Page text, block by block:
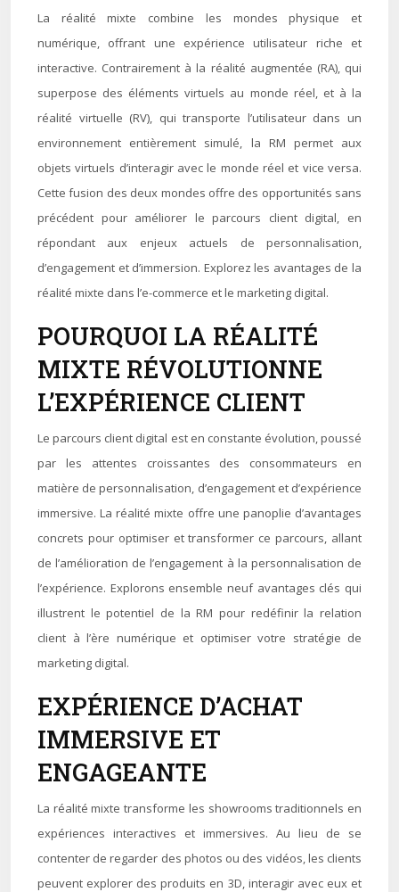
La réalité mixte combine les mondes physique et
numérique, offrant une expérience utilisateur riche et
interactive. Contrairement à la réalité augmentée (RA), qui
superpose des éléments virtuels au monde réel, et à la
réalité virtuelle (RV), qui transporte l’utilisateur dans un
environnement entièrement simulé, la RM permet aux
objets virtuels d’interagir avec le monde réel et vice versa.
Cette fusion des deux mondes offre des opportunités sans
précédent pour améliorer le parcours client digital, en
répondant aux enjeux actuels de personnalisation,
d’engagement et d’immersion. Explorez les avantages de la
réalité mixte dans l’e-commerce et le marketing digital.
POURQUOI LA RÉALITÉ
MIXTE RÉVOLUTIONNE
L’EXPÉRIENCE CLIENT
Le parcours client digital est en constante évolution, poussé
par les attentes croissantes des consommateurs en
matière de personnalisation, d’engagement et d’expérience
immersive. La réalité mixte offre une panoplie d’avantages
concrets pour optimiser et transformer ce parcours, allant
de l’amélioration de l’engagement à la personnalisation de
l’expérience. Explorons ensemble neuf avantages clés qui
illustrent le potentiel de la RM pour redéfinir la relation
client à l’ère numérique et optimiser votre stratégie de
marketing digital.
EXPÉRIENCE D’ACHAT
IMMERSIVE ET
ENGAGEANTE
La réalité mixte transforme les showrooms traditionnels en
expériences interactives et immersives. Au lieu de se
contenter de regarder des photos ou des vidéos, les clients
peuvent explorer des produits en 3D, interagir avec eux et